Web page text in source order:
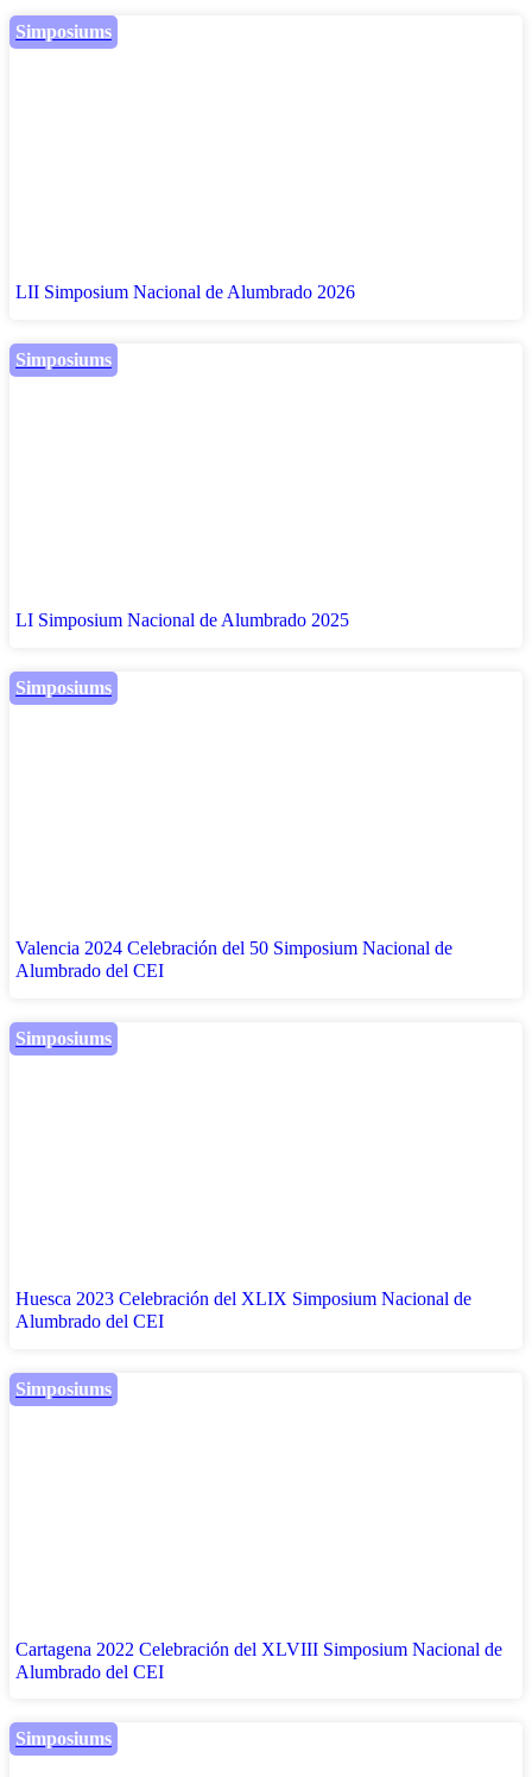
Simposiums
LII Simposium Nacional de Alumbrado 2026
Simposiums
LI Simposium Nacional de Alumbrado 2025
Simposiums
Valencia 2024 Celebración del 50 Simposium Nacional de
Alumbrado del CEI
Simposiums
Huesca 2023 Celebración del XLIX Simposium Nacional de
Alumbrado del CEI
Simposiums
Cartagena 2022 Celebración del XLVIII Simposium Nacional de
Alumbrado del CEI
Simposiums